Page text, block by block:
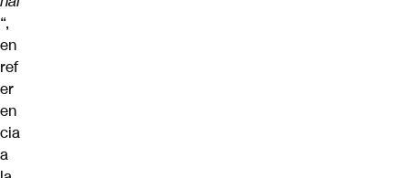
“,
en
ref
er
en
cia
a